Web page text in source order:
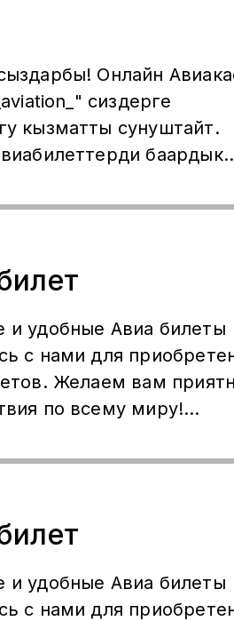
Онлайн
сиздерге
кызматты сунуштайт.
баардык
болот.
Кененирээк маалымат
эле, томондогу
аркылуу
болот.
996220437552
удобные Авиа билеты
с нами для
Желаем вам
по всему миру!
удобные Авиа билеты
с нами для